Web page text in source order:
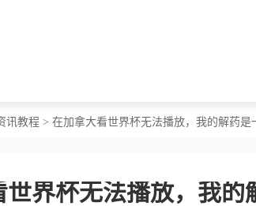
讯教程 > 在加拿大看世界杯无法播放，我的解药是
世界杯无法播放，我的